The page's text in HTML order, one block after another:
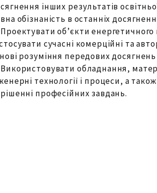
інших результатів
обізнаність в останніх
об’єкти
сучасні комерційні та
розуміння передових досягнень
обладнання,
технології і процеси, а
професійних завдань.